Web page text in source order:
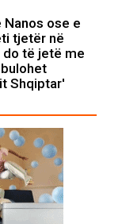
ose e
tjetër në
do të jetë me
Shqiptar'